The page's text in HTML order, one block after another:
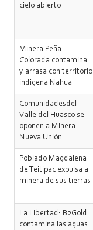
cielo abierto
Minera Peña
Colorada contamina
y arrasa con territorio
indigena Nahua
Comunidadesdel
Valle del Huasco se
oponen a Minera
Nueva Unión
Poblado Magdalena
de Teitipac expulsa a
minera de sus tierras
La Libertad: B2Gold
contamina las aguas